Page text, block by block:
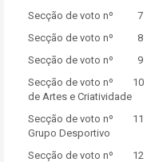
Secção de voto nº 7
Secção de voto nº 8
Secção de voto nº 9
Secção de voto nº 10
de Artes e Criatividade
Secção de voto nº
Grupo Desportivo
Secção de voto nº